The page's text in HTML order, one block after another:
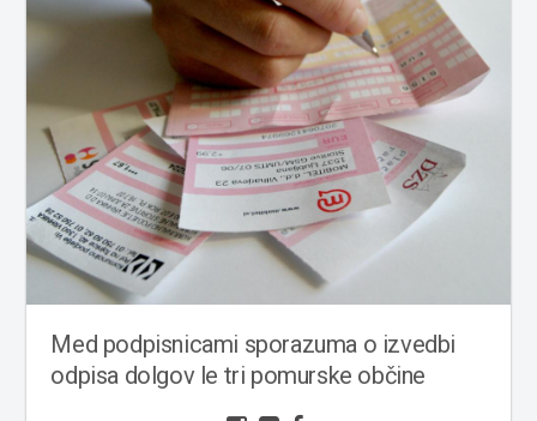
Med podpisnicami sporazuma o izvedbi
odpisa dolgov le tri pomurske občine